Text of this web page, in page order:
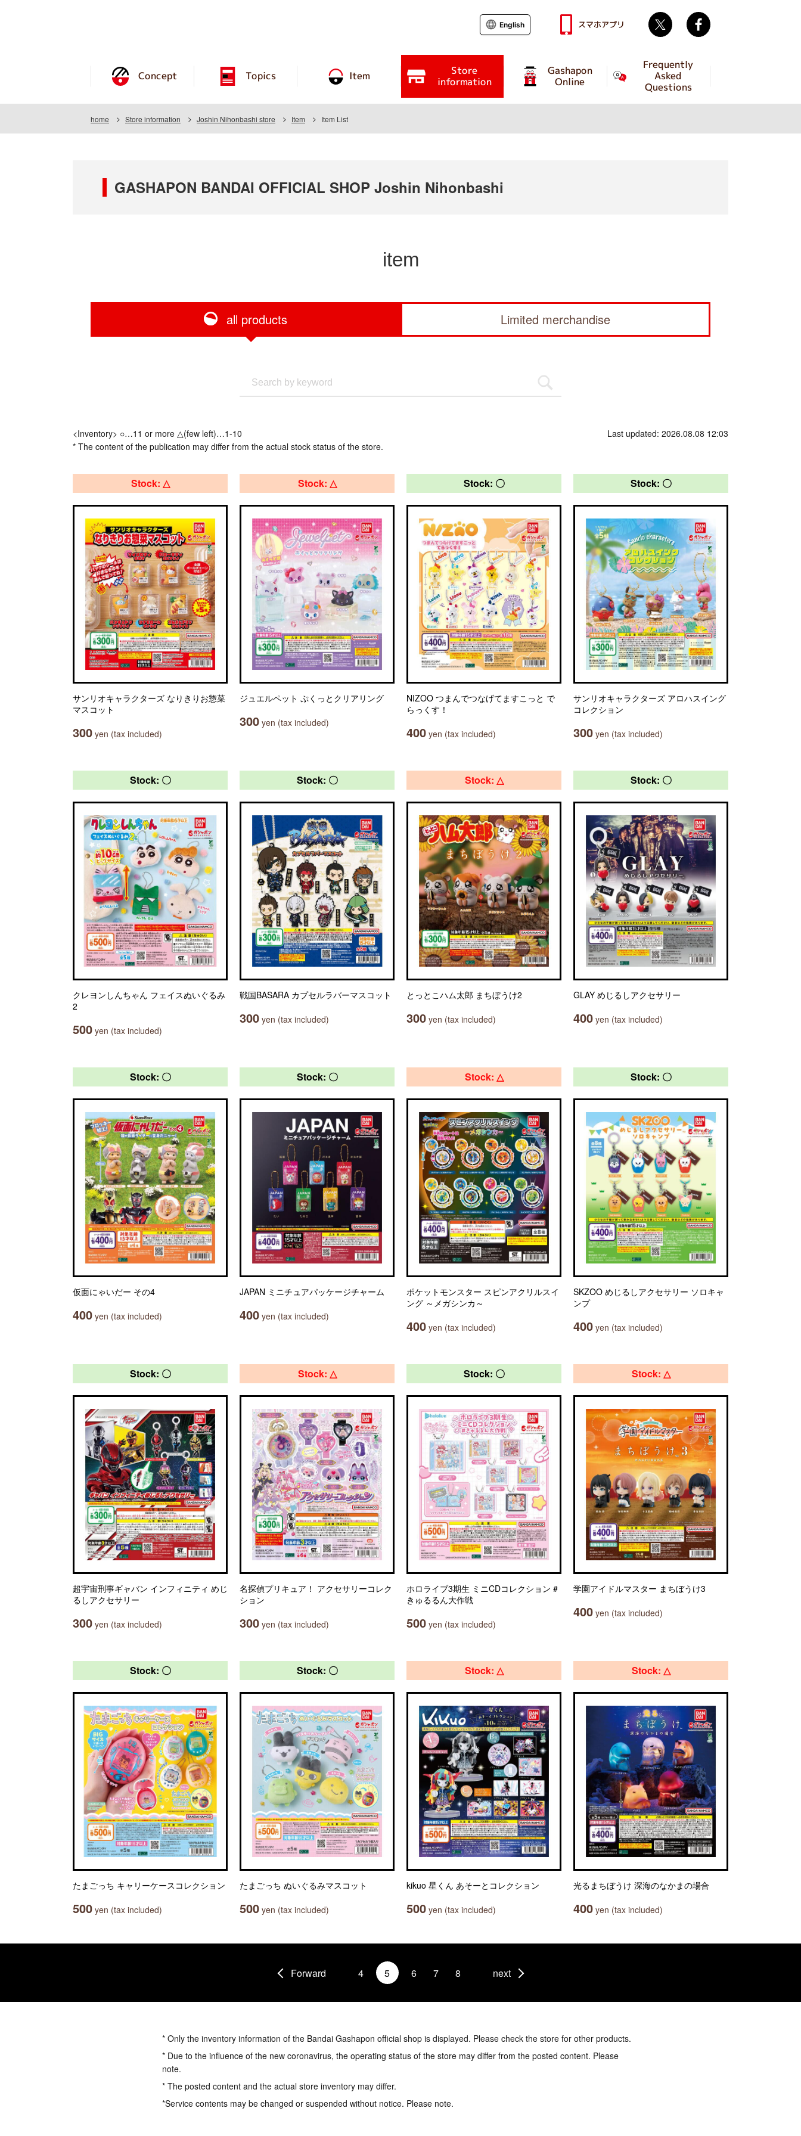
Concept Topics Item Store
information
Gashapon
Online
Frequently
Asked
Questions
English スマホアプリ Twitter
home Store information Joshin Nihonbashi store Item Item List
GASHAPON BANDAI OFFICIAL SHOP Joshin Nihonbashi
item
all products Limited merchandise
<Inventory> ○…11 or more △(few left)…1-10
* The content of the publication may differ from the actual stock status of the store.
Last updated: 2026.08.08 12:03
Stock: △
サンリオキャラクターズ なりきりお惣菜
マスコット
300 yen (tax included)
Stock: △
ジュエルペット ぷくっとクリアリング
300 yen (tax included)
Stock: 〇
NIZOO つまんでつなげてますこっと で
らっくす！
400 yen (tax included)
Stock: 〇
サンリオキャラクターズ アロハスイング
コレクション
300 yen (tax included)
Stock: 〇
クレヨンしんちゃん フェイスぬいぐるみ
2
500 yen (tax included)
Stock: 〇
戦国BASARA カプセルラバーマスコット
300 yen (tax included)
Stock: △
とっとこハム太郎 まちぼうけ2
300 yen (tax included)
Stock: 〇
GLAY めじるしアクセサリー
400 yen (tax included)
Stock: 〇
仮面にゃいだー その4
400 yen (tax included)
Stock: 〇
JAPAN ミニチュアパッケージチャーム
400 yen (tax included)
Stock: △
ポケットモンスター スピンアクリルスイ
ング ～メガシンカ～
400 yen (tax included)
Stock: 〇
SKZOO めじるしアクセサリー ソロキャ
ンプ
400 yen (tax included)
Stock: 〇
超宇宙刑事ギャバン インフィニティ めじ
るしアクセサリー
300 yen (tax included)
Stock: △
名探偵プリキュア！ アクセサリーコレク
ション
300 yen (tax included)
Stock: 〇
ホロライブ3期生 ミニCDコレクション #
きゅるるん大作戦
500 yen (tax included)
Stock: △
学園アイドルマスター まちぼうけ3
400 yen (tax included)
Stock: 〇
たまごっち キャリーケースコレクション
500 yen (tax included)
Stock: 〇
たまごっち ぬいぐるみマスコット
500 yen (tax included)
Stock: △
kikuo 星くん あそーとコレクション
500 yen (tax included)
Stock: △
光るまちぼうけ 深海のなかまの場合
400 yen (tax included)
Forward 4 5 6 7 8 next
* Only the inventory information of the Bandai Gashapon official shop is displayed. Please check the store for other products.
* Due to the influence of the new coronavirus, the operating status of the store may differ from the posted content. Please
note.
* The posted content and the actual store inventory may differ.
*Service contents may be changed or suspended without notice. Please note.